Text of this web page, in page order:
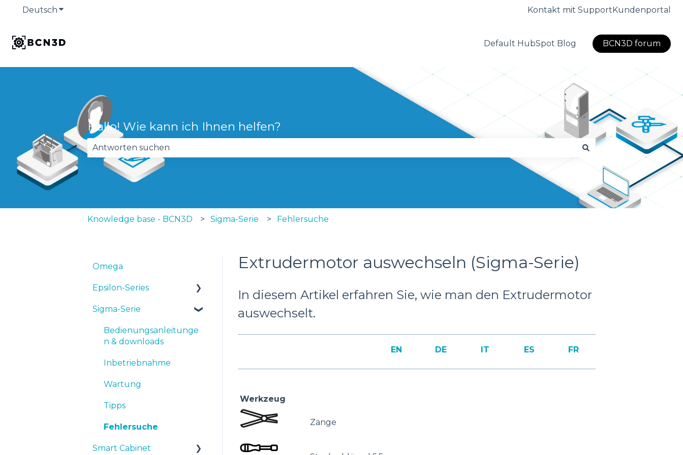
Deutsch Untermenü für Übersetzungen anzeigen Kontakt mit SupportKundenportal
Default HubSpot Blog BCN3D forum
Hallo! Wie kann ich Ihnen helfen?
Es gibt keine Vorschläge, da das Suchfeld leer ist.
Knowledge base - BCN3D Sigma-Serie Fehlersuche
Extrudermotor auswechseln (Sigma-Serie)
In diesem Artikel erfahren Sie, wie man den Extrudermotor
auswechselt.
EN DE IT ES FR
Werkzeug
Zange
Omega
Epsilon-Series
Bedienungsanleitunge
Inbetriebnahme
Wartung
Tipps
Fehlersuche
Sigma-Serie
Bedienungsanleitunge
n & downloads
Inbetriebnahme
Wartung
Tipps
Fehlersuche
Smart Cabinet